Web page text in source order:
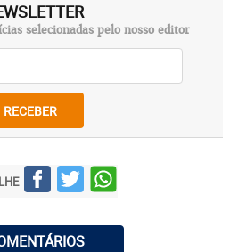
selecionadas pelo nosso editor
RECEBER